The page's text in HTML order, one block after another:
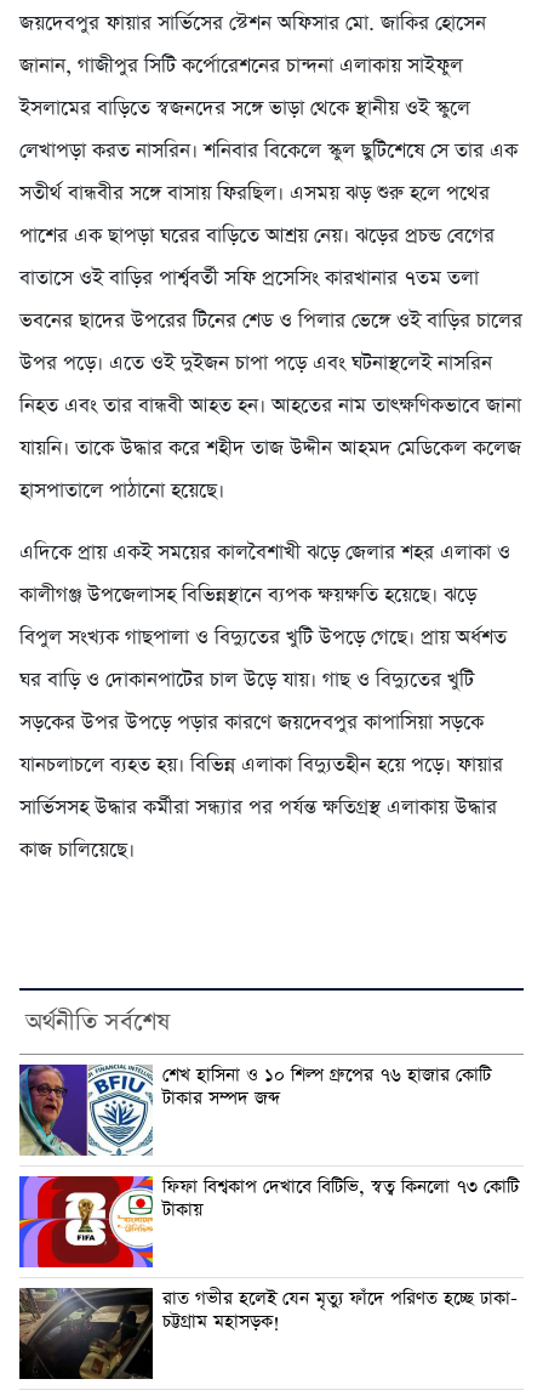
জয়দেবপুর ফায়ার সার্ভিসের স্টেশন অফিসার মো. জাকির হোসেন
জানান, গাজীপুর সিটি কর্পোরেশনের চান্দনা এলাকায় সাইফুল
ইসলামের বাড়িতে স্বজনদের সঙ্গে ভাড়া থেকে স্থানীয় ওই স্কুলে
লেখাপড়া করত নাসরিন। শনিবার বিকেলে স্কুল ছুটিশেষে সে তার এক
সতীর্থ বান্ধবীর সঙ্গে বাসায় ফিরছিল। এসময় ঝড় শুরু হলে পথের
পাশের এক ছাপড়া ঘরের বাড়িতে আশ্রয় নেয়। ঝড়ের প্রচন্ড বেগের
বাতাসে ওই বাড়ির পার্শ্ববর্তী সফি প্রসেসিং কারখানার ৭তম তলা
ভবনের ছাদের উপরের টিনের শেড ও পিলার ভেঙ্গে ওই বাড়ির চালের
উপর পড়ে। এতে ওই দুইজন চাপা পড়ে এবং ঘটনাস্থলেই নাসরিন
নিহত এবং তার বান্ধবী আহত হন। আহতের নাম তাৎক্ষণিকভাবে জানা
যায়নি। তাকে উদ্ধার করে শহীদ তাজ উদ্দীন আহমদ মেডিকেল কলেজ
হাসপাতালে পাঠানো হয়েছে।
এদিকে প্রায় একই সময়ের কালবৈশাখী ঝড়ে জেলার শহর এলাকা ও
কালীগঞ্জ উপজেলাসহ বিভিন্নস্থানে ব্যপক ক্ষয়ক্ষতি হয়েছে। ঝড়ে
বিপুল সংখ্যক গাছপালা ও বিদ্যুতের খুটি উপড়ে গেছে। প্রায় অর্ধশত
ঘর বাড়ি ও দোকানপাটের চাল উড়ে যায়। গাছ ও বিদ্যুতের খুটি
সড়কের উপর উপড়ে পড়ার কারণে জয়দেবপুর কাপাসিয়া সড়কে
যানচলাচলে ব্যহত হয়। বিভিন্ন এলাকা বিদ্যুতহীন হয়ে পড়ে। ফায়ার
সার্ভিসসহ উদ্ধার কর্মীরা সন্ধ্যার পর পর্যন্ত ক্ষতিগ্রস্থ এলাকায় উদ্ধার
কাজ চালিয়েছে।
অর্থনীতি সর্বশেষ
শেখ হাসিনা ও ১০ শিল্প গ্রুপের ৭৬ হাজার কোটি
টাকার সম্পদ জব্দ
ফিফা বিশ্বকাপ দেখাবে বিটিভি, স্বত্ব কিনলো ৭৩ কোটি
টাকায়
রাত গভীর হলেই যেন মৃত্যু ফাঁদে পরিণত হচ্ছে ঢাকা-
চট্টগ্রাম মহাসড়ক!